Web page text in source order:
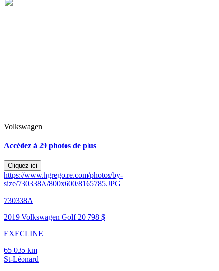
Volkswagen
Accédez à 29 photos de plus
Cliquez ici
https://www.hgregoire.com/photos/by-
size/730338A/800x600/8165785.JPG
730338A
2019 Volkswagen Golf 20 798 $
EXECLINE
65 035 km
St-Léonard